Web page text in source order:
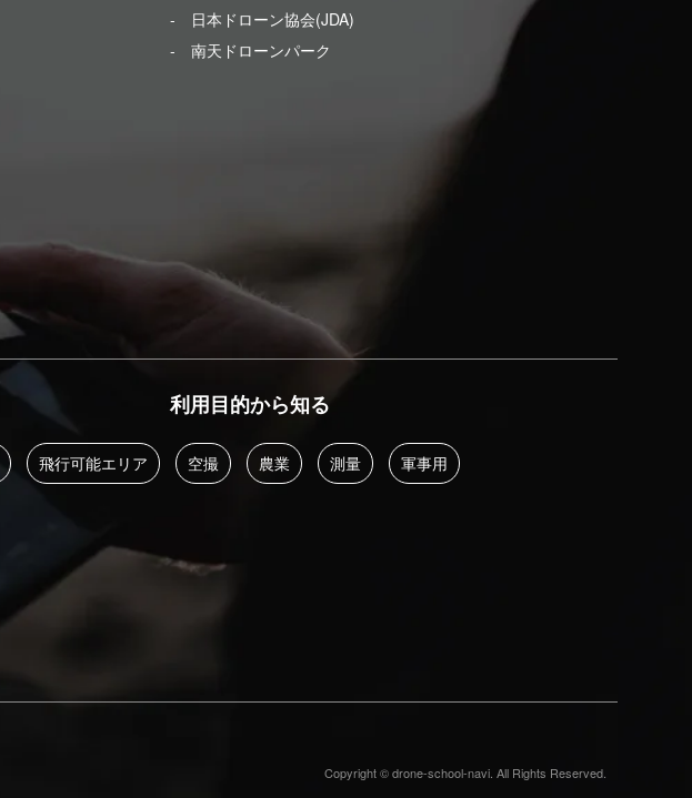
- 日本ドローン協会(JDA)
- 南天ドローンパーク
飛行可能エリア
利用目的から知る
空撮 農業 測量 軍事用
Copyright © drone-school-navi. All Rights Reserved.